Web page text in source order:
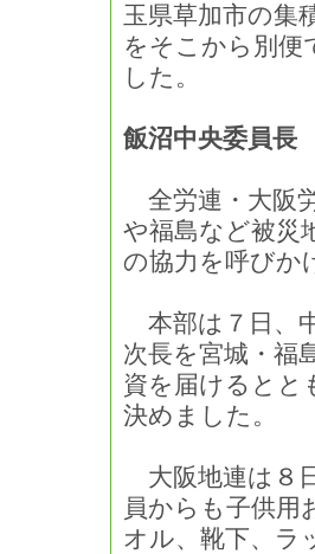
玉県草加市の集
をそこから別便
した。
飯沼中央委員
全労連・大阪
や福島など被災
の協力を呼びか
本部は７日、
次長を宮城・福
資を届けるとと
決めました。
大阪地連は８
員からも子供用
オル、靴下、ラ